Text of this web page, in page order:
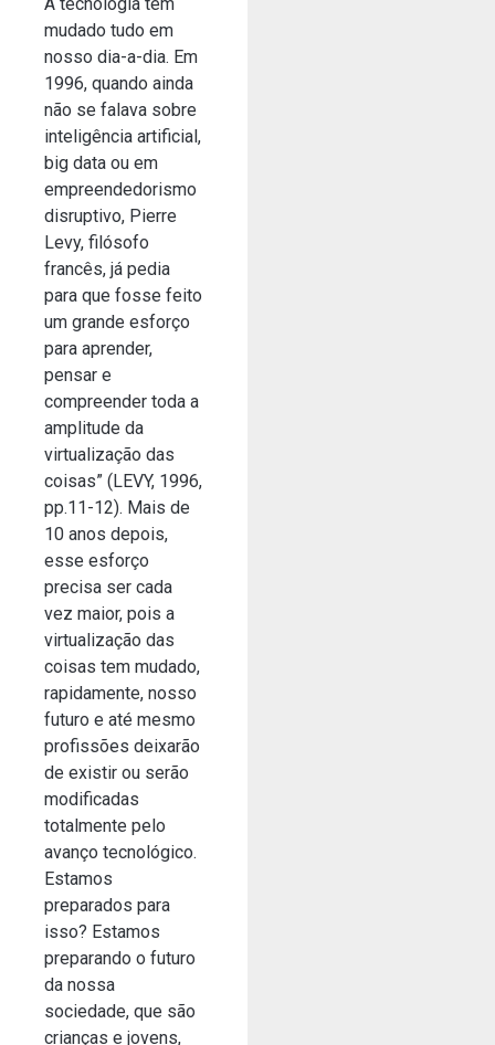
mudado tudo em
nosso dia-a-dia. Em
1996, quando ainda
não se falava sobre
inteligência artificial,
big data ou em
empreendedorismo
disruptivo, Pierre
Levy, filósofo
francês, já pedia
para que fosse feito
um grande esforço
para aprender,
pensar e
compreender toda a
amplitude da
virtualização das
coisas” (LEVY, 1996,
pp.11-12). Mais de
10 anos depois,
esse esforço
precisa ser cada
vez maior, pois a
virtualização das
coisas tem mudado,
rapidamente, nosso
futuro e até mesmo
profissões deixarão
de existir ou serão
modificadas
totalmente pelo
avanço tecnológico.
Estamos
preparados para
isso? Estamos
preparando o futuro
da nossa
sociedade, que são
crianças e jovens,